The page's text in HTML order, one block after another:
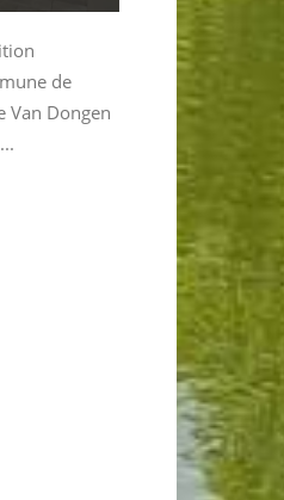
de
Van Dongen